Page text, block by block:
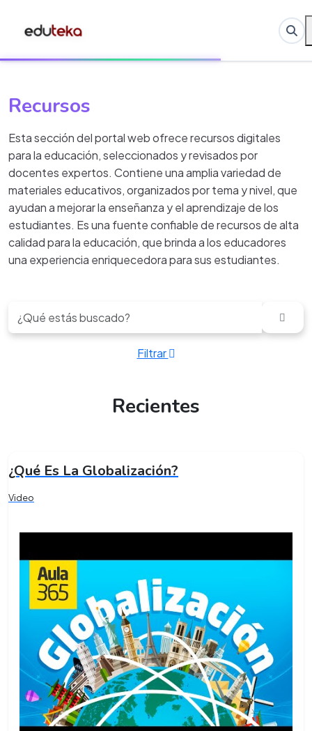
Recursos
Esta sección del portal web ofrece recursos digitales
para la educación, seleccionados y revisados por
docentes expertos. Contiene una amplia variedad de
materiales educativos, organizados por tema y nivel, que
ayudan a mejorar la enseñanza y el aprendizaje de los
estudiantes. Es una fuente confiable de recursos de alta
calidad para la educación, que brinda a los educadores
una experiencia enriquecedora para sus estudiantes.
Filtrar
Recientes
¿Qué Es La Globalización?
Video